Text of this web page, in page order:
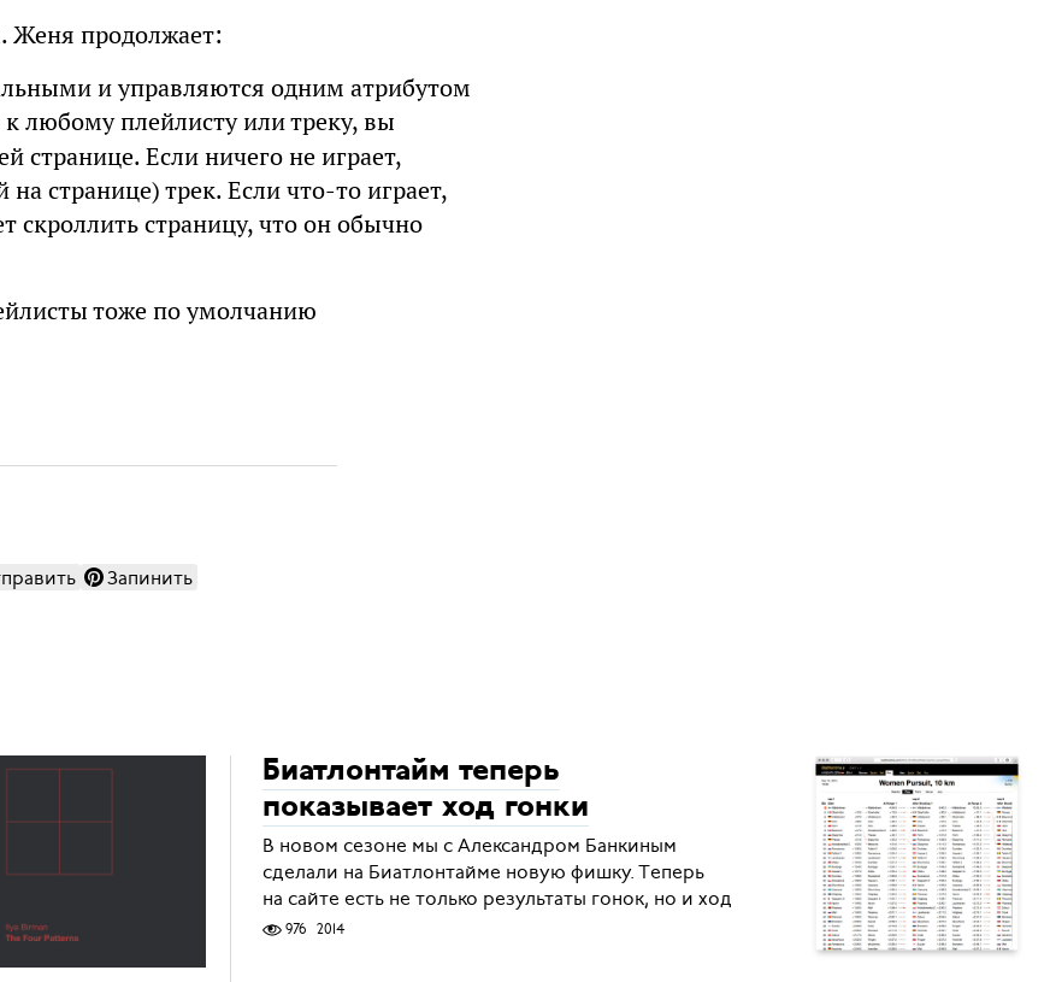
Женя продолжает:
и управляются одним атрибутом
к любому плейлисту или треку, вы
странице. Если ничего не играет,
странице) трек. Если что-то играет,
скроллить страницу, что он обычно
тоже по умолчанию
Запинить
Биатлонтайм теперь
показывает ход гонки
В новом сезоне мы с Александром Банкиным
сделали на Биатлонтайме новую фишку. Теперь
на сайте есть не только результаты гонок, но и ход
976 2014